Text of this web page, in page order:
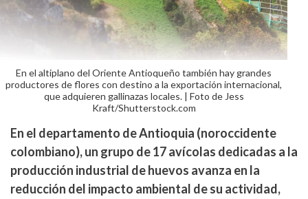
En el altiplano del Oriente Antioqueño también hay grandes
productores de flores con destino a la exportación internacional,
que adquieren gallinazas locales. | Foto de Jess
Kraft/Shutterstock.com
En el departamento de Antioquia (noroccidente
colombiano), un grupo de 17 avícolas dedicadas a la
producción industrial de huevos avanza en la
reducción del impacto ambiental de su actividad,